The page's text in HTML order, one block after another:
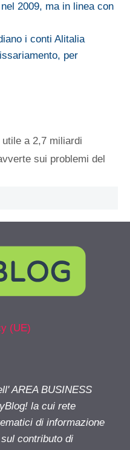
2009, ma in linea con
i conti Alitalia
per
a 2,7 miliardi
sui problemi del
(UE)
AREA BUSINESS
la cui rete
di informazione
contributo di